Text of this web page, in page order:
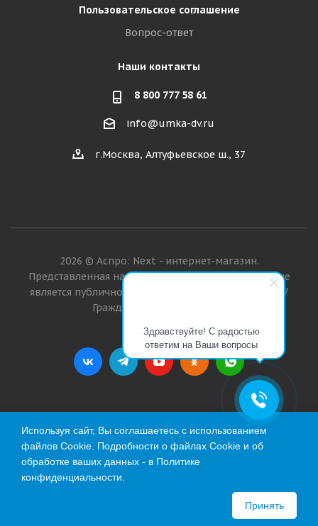
Здравствуйте! С радостью
ответим на Ваши вопросы
Пользовательское соглашение
Вопрос-ответ
Наши контакты
8 800 777 58 61
info@umka-dv.ru
г.Москва, Алтуфьевское ш., 37
2026 © Аспро: Next - интернет-магазин.
Представленная на сайте информация о товарах не
является публичной офертой в значении п. 2 ст. 437
Гражданского кодекса РФ.
Используя сайт, Вы соглашаетесь с использованием
файлов Cookie. Подробности о файлах Cookie и об
обработке ваших данных - в Политике
конфиденциальности.
Принять